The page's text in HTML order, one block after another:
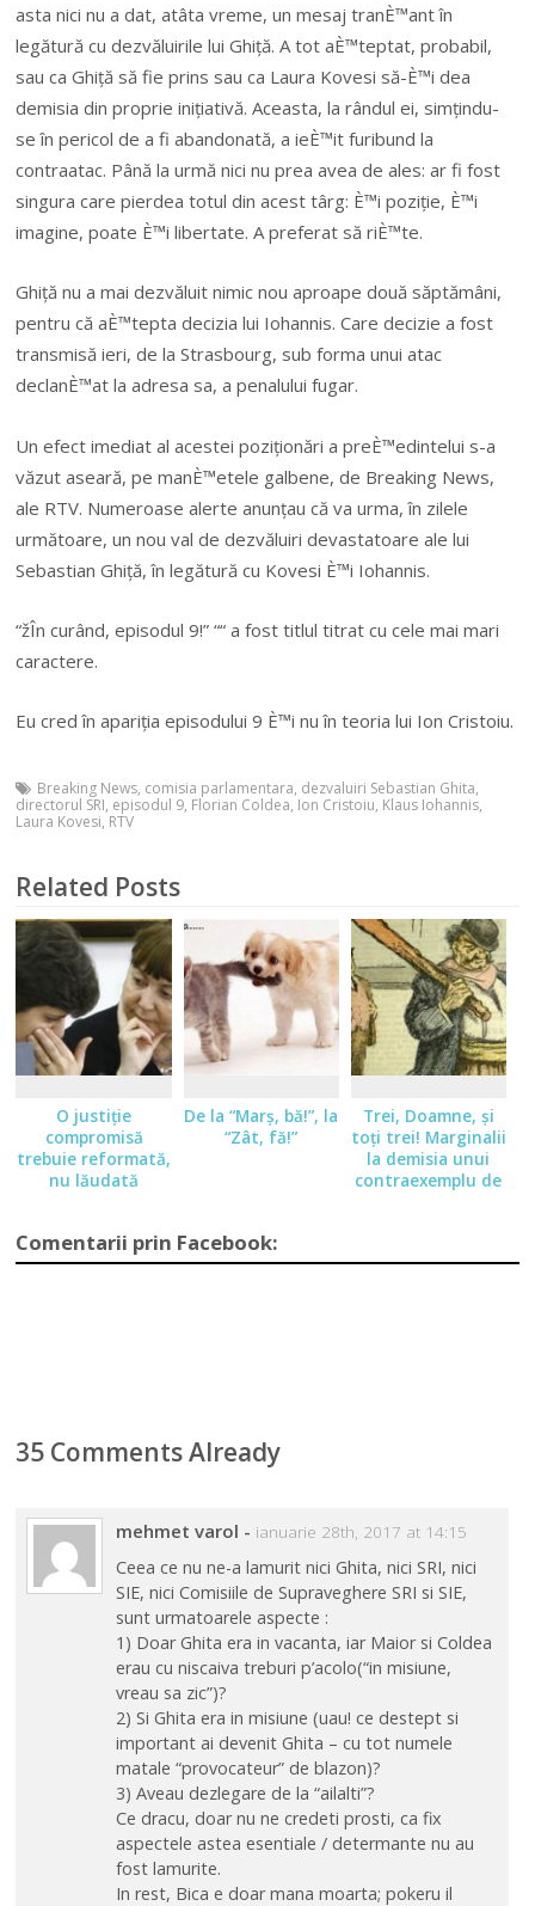
asta nici nu a dat, atâta vreme, un mesaj tranÈ™ant în
legătură cu dezvăluirile lui Ghiță. A tot aÈ™teptat, probabil,
sau ca Ghiță să fie prins sau ca Laura Kovesi să-È™i dea
demisia din proprie inițiativă. Aceasta, la rândul ei, simțindu-
se în pericol de a fi abandonată, a ieÈ™it furibund la
contraatac. Până la urmă nici nu prea avea de ales: ar fi fost
singura care pierdea totul din acest târg: È™i poziție, È™i
imagine, poate È™i libertate. A preferat să riÈ™te.
Ghiță nu a mai dezvăluit nimic nou aproape două săptămâni,
pentru că aÈ™tepta decizia lui Iohannis. Care decizie a fost
transmisă ieri, de la Strasbourg, sub forma unui atac
declanÈ™at la adresa sa, a penalului fugar.
Un efect imediat al acestei poziționări a preÈ™edintelui s-a
văzut aseară, pe manÈ™etele galbene, de Breaking News,
ale RTV. Numeroase alerte anunțau că va urma, în zilele
următoare, un nou val de dezvăluiri devastatoare ale lui
Sebastian Ghiță, în legătură cu Kovesi È™i Iohannis.
“žÎn curând, episodul 9!” ““ a fost titlul titrat cu cele mai mari
caractere.
Eu cred în apariția episodului 9 È™i nu în teoria lui Ion Cristoiu.
Breaking News, comisia parlamentara, dezvaluiri Sebastian Ghita,
directorul SRI, episodul 9, Florian Coldea, Ion Cristoiu, Klaus Iohannis,
Laura Kovesi, RTV
Related Posts
O justiţie
compromisă
trebuie reformată,
nu lăudată
De la “Marş, bă!”, la
“Zât, fă!”
Trei, Doamne, şi
toţi trei! Marginalii
la demisia unui
contraexemplu de
Comentarii prin Facebook:
35 Comments Already
mehmet varol - ianuarie 28th, 2017 at 14:15
Ceea ce nu ne-a lamurit nici Ghita, nici SRI, nici
SIE, nici Comisiile de Supraveghere SRI si SIE,
sunt urmatoarele aspecte :
1) Doar Ghita era in vacanta, iar Maior si Coldea
erau cu niscaiva treburi p’acolo(“in misiune,
vreau sa zic”)?
2) Si Ghita era in misiune (uau! ce destept si
important ai devenit Ghita – cu tot numele
matale “provocateur” de blazon)?
3) Aveau dezlegare de la “ailalti”?
Ce dracu, doar nu ne credeti prosti, ca fix
aspectele astea esentiale / determante nu au
fost lamurite.
In rest, Bica e doar mana moarta; pokeru il